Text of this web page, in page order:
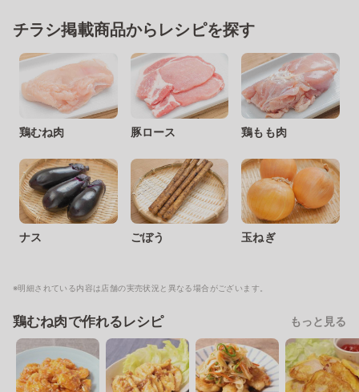
チラシ掲載商品からレシピを探す
鶏むね肉 豚ロース 鶏もも肉
ナス ごぼう 玉ねぎ
※明細されている内容は店舗の実売状況と異なる場合がございます。
鶏むね肉で作れるレシピ もっと見る